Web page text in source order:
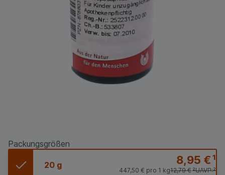
Packungsgrößen
20 g 8,95 €¹
UAVP:²
12,79 €²
447,50 € pro 1 kg